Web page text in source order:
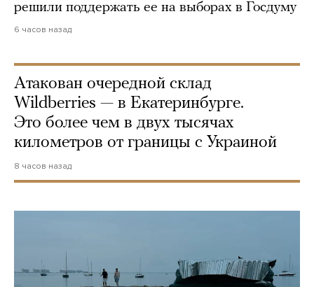
решили поддержать ее на выборах в Госдуму
6 часов назад
Атакован очередной склад
Wildberries — в Екатеринбурге.
Это более чем в двух тысячах
километров от границы с Украиной
8 часов назад